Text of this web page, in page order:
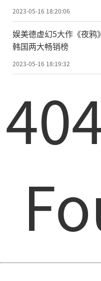
2023-05-16 18:20:06
娱美德虚幻5大作《夜鸦
韩国两大畅销榜
2023-05-16 18:19:32